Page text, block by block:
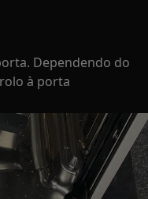
Dependendo do
à porta